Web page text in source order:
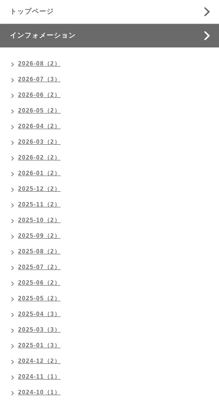
トップページ
インフォメーション
2026-08（2）
2026-07（3）
2026-06（2）
2026-05（2）
2026-04（2）
2026-03（2）
2026-02（2）
2026-01（2）
2025-12（2）
2025-11（2）
2025-10（2）
2025-09（2）
2025-08（2）
2025-07（2）
2025-06（2）
2025-05（2）
2025-04（3）
2025-03（3）
2025-01（3）
2024-12（2）
2024-11（1）
2024-10（1）